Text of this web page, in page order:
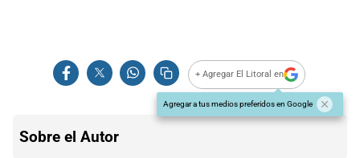
+ Agregar El Litoral en
Agregar a tus medios preferidos en Google
Sobre el Autor